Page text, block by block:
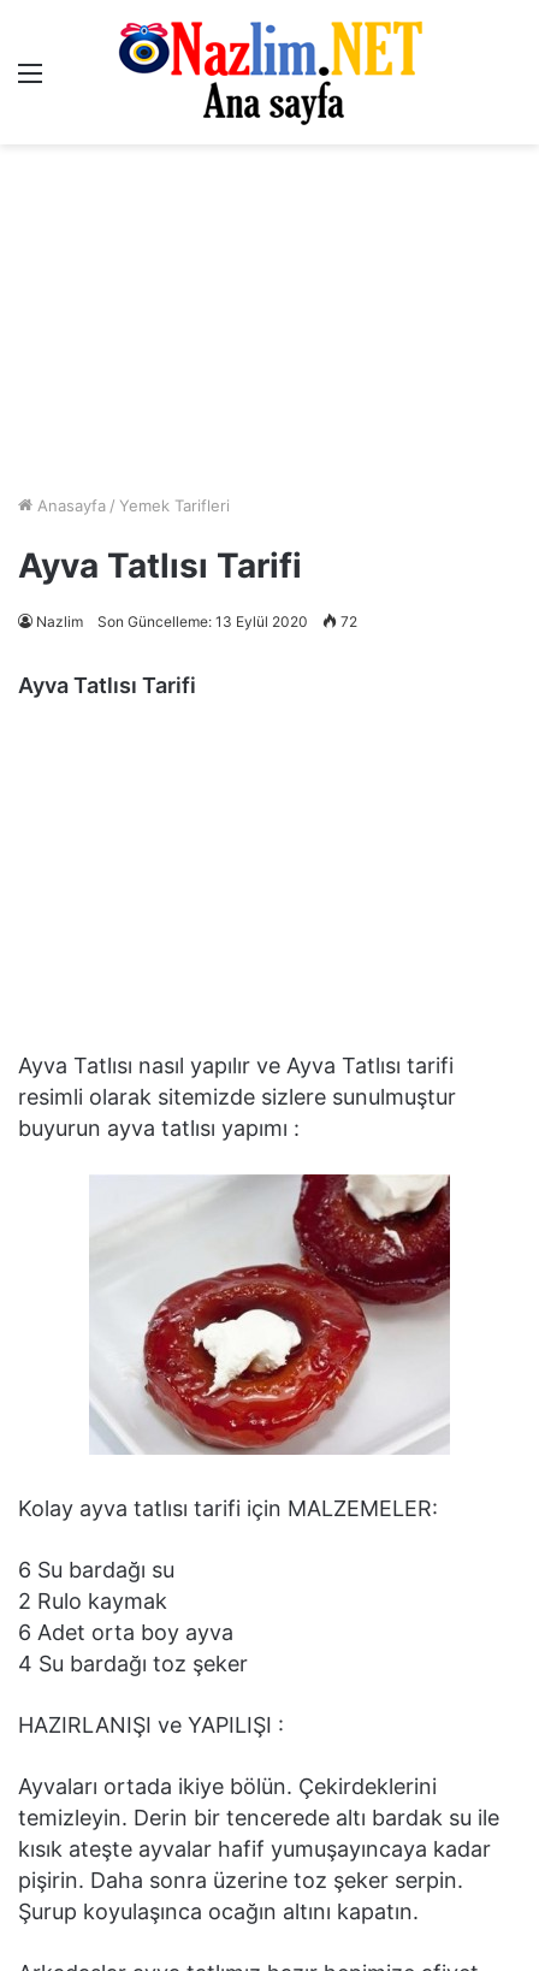
Menü
Anasayfa / Yemek Tarifleri
Ayva Tatlısı Tarifi
Nazlim Son Güncelleme: 13 Eylül 2020 72
Ayva Tatlısı Tarifi
Ayva Tatlısı nasıl yapılır ve Ayva Tatlısı tarifi
resimli olarak sitemizde sizlere sunulmuştur
buyurun ayva tatlısı yapımı :
Kolay ayva tatlısı tarifi için MALZEMELER:
6 Su bardağı su
2 Rulo kaymak
6 Adet orta boy ayva
4 Su bardağı toz şeker
HAZIRLANIŞI ve YAPILIŞI :
Ayvaları ortada ikiye bölün. Çekirdeklerini
temizleyin. Derin bir tencerede altı bardak su ile
kısık ateşte ayvalar hafif yumuşayıncaya kadar
pişirin. Daha sonra üzerine toz şeker serpin.
Şurup koyulaşınca ocağın altını kapatın.